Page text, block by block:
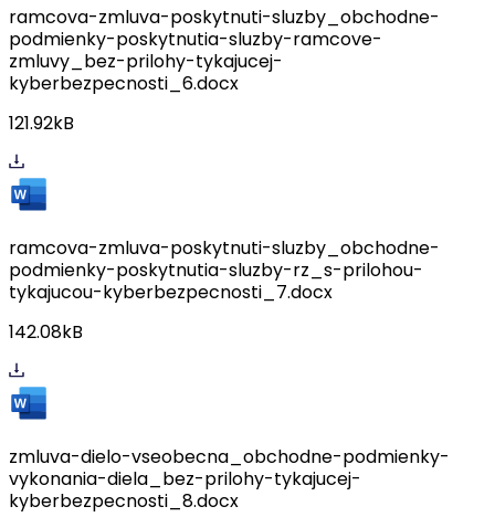
ramcova-zmluva-poskytnuti-sluzby_obchodne-
podmienky-poskytnutia-sluzby-ramcove-
zmluvy_bez-prilohy-tykajucej-
kyberbezpecnosti_6.docx
121.92kB
ramcova-zmluva-poskytnuti-sluzby_obchodne-
podmienky-poskytnutia-sluzby-rz_s-prilohou-
tykajucou-kyberbezpecnosti_7.docx
142.08kB
zmluva-dielo-vseobecna_obchodne-podmienky-
vykonania-diela_bez-prilohy-tykajucej-
kyberbezpecnosti_8.docx